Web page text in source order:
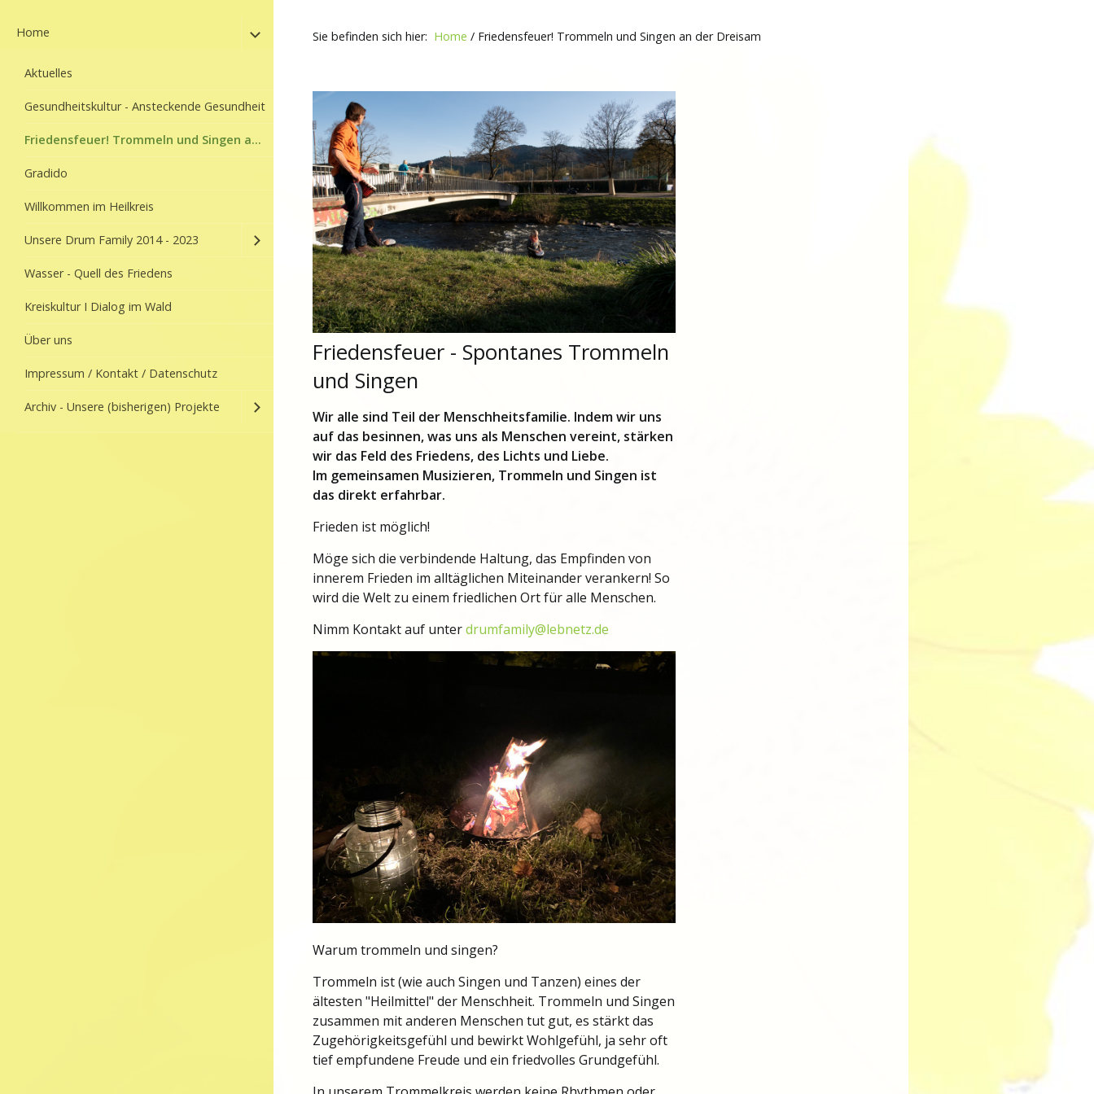
Home
Aktuelles
Gesundheitskultur - Ansteckende Gesundheit
Friedensfeuer! Trommeln und Singen an der Dreisam
Gradido
Willkommen im Heilkreis
Unsere Drum Family 2014 - 2023
Wasser - Quell des Friedens
Kreiskultur I Dialog im Wald
Über uns
Impressum / Kontakt / Datenschutz
Archiv - Unsere (bisherigen) Projekte
Sie befinden sich hier: Home / Friedensfeuer! Trommeln und Singen an der Dreisam
Friedensfeuer - Spontanes Trommeln
und Singen
Wir alle sind Teil der Menschheitsfamilie. Indem wir uns
auf das besinnen, was uns als Menschen vereint, stärken
wir das Feld des Friedens, des Lichts und Liebe.
Im gemeinsamen Musizieren, Trommeln und Singen ist
das direkt erfahrbar.
Frieden ist möglich!
Möge sich die verbindende Haltung, das Empfinden von
innerem Frieden im alltäglichen Miteinander verankern! So
wird die Welt zu einem friedlichen Ort für alle Menschen.
Nimm Kontakt auf unterdrumfamily@lebnetz.de
Warum trommeln und singen?
Trommeln ist (wie auch Singen und Tanzen) eines der
ältesten "Heilmittel" der Menschheit. Trommeln und Singen
zusammen mit anderen Menschen tut gut, es stärkt das
Zugehörigkeitsgefühl und bewirkt Wohlgefühl, ja sehr oft
tief empfundene Freude und ein friedvolles Grundgefühl.